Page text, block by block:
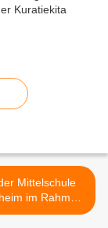
Mittelschule
im Rahmen
Projektes zu